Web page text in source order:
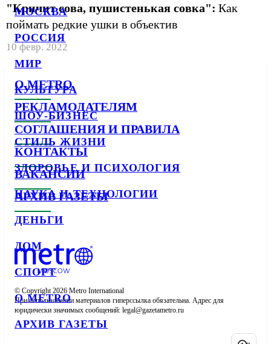
МОСКВА
РОССИЯ
МИР
КУЛЬТУРА
ШОУ-БИЗНЕС
СТИЛЬ ЖИЗНИ
ЗДОРОВЬЕ И ПСИХОЛОГИЯ
НАУКА И ТЕХНОЛОГИИ
ДЕНЬГИ
ДОМ
СПОРТ
О METRO
АРХИВ ГАЗЕТЫ
"Кричит сова, пушистенькая совка": Как
поймать редкие ушки в объектив
10 февр. 2022
О METRO
РЕКЛАМОДАТЕЛЯМ
СОГЛАШЕНИЯ И ПРАВИЛА
КОНТАКТЫ
ВАКАНСИИ
АРХИВ ГАЗЕТЫ
© Copyright 2026 Metro International
При использовании материалов гиперссылка обязательна. Адрес для
юридически значимых сообщений: